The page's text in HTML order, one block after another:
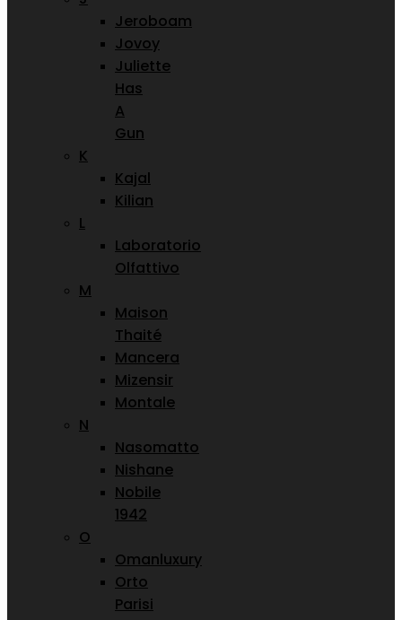
Jeroboam
Jovoy
Juliette
Has
A
Gun
K
Kajal
Kilian
L
Laboratorio
Olfattivo
M
Maison
Thaité
Mancera
Mizensir
Montale
N
Nasomatto
Nishane
Nobile
1942
O
Omanluxury
Orto
Parisi